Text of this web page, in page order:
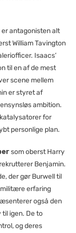
antagonisten alt
William Tavington
Isaacs’
til en af de mest
scene mellem
er styret af
ambition.
for
personlige plan.
som oberst Harry
Benjamin.
der gør Burwell til
erfaring
også den
igen. De to
og deres